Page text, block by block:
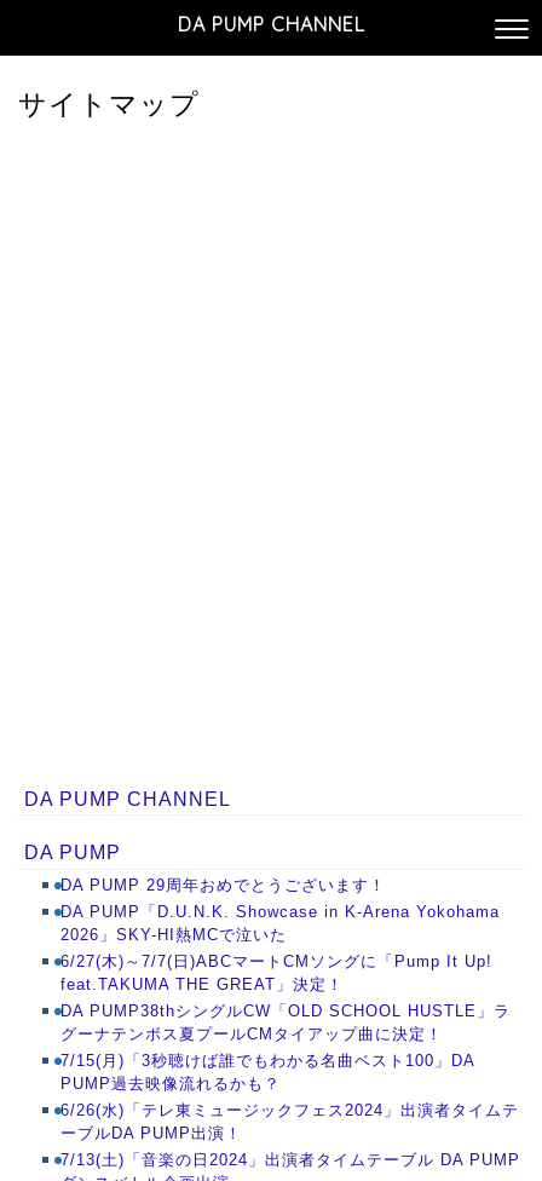
DA PUMP CHANNEL
サイトマップ
DA PUMP CHANNEL
DA PUMP
DA PUMP 29周年おめでとうございます！
DA PUMP「D.U.N.K. Showcase in K-Arena Yokohama
2026」SKY-HI熱MCで泣いた
6/27(木)～7/7(日)ABCマートCMソングに「Pump It Up!
feat.TAKUMA THE GREAT」決定！
DA PUMP38thシングルCW「OLD SCHOOL HUSTLE」ラ
グーナテンボス夏プールCMタイアップ曲に決定！
7/15(月)「3秒聴けば誰でもわかる名曲ベスト100」DA
PUMP過去映像流れるかも？
6/26(水)「テレ東ミュージックフェス2024」出演者タイムテ
ーブルDA PUMP出演！
7/13(土)「音楽の日2024」出演者タイムテーブル DA PUMP